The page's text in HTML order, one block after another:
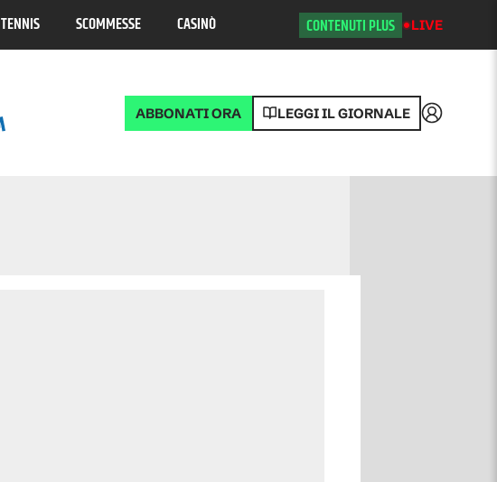
TENNIS SCOMMESSE CASINÒ CONTENUTI PLUS LIVE
ABBONATI ORA LEGGI IL GIORNALE Accedi